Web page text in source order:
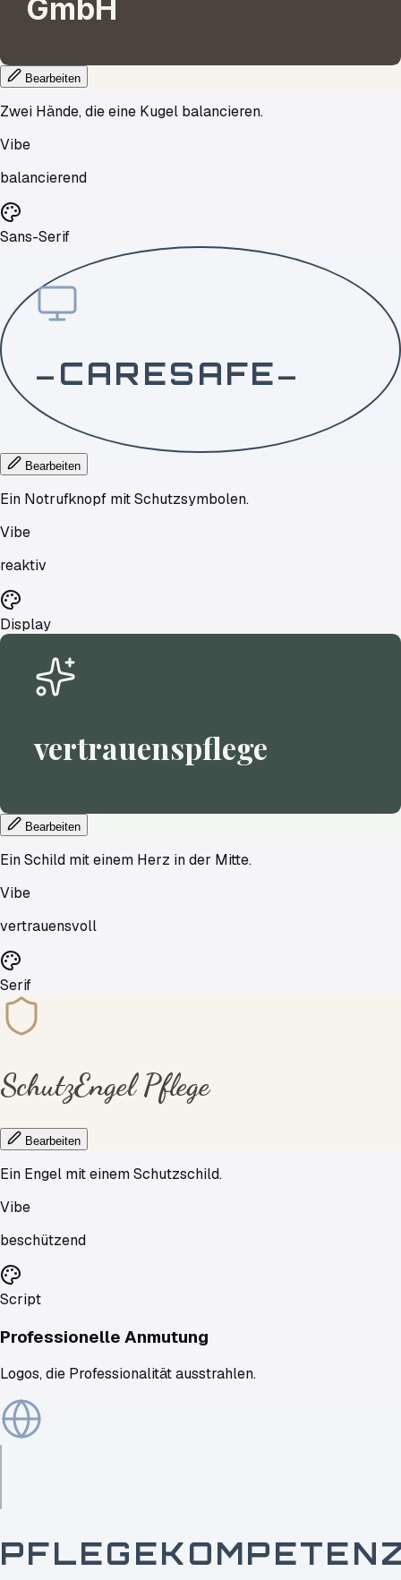
GmbH
Bearbeiten
Zwei Hände, die eine Kugel balancieren.
Vibe
balancierend
Sans-Serif
— CARESAFE—
Bearbeiten
Ein Notrufknopf mit Schutzsymbolen.
Vibe
reaktiv
Display
vertrauenspflege
Bearbeiten
Ein Schild mit einem Herz in der Mitte.
Vibe
vertrauensvoll
Serif
SchutzEngel Pflege
Bearbeiten
Ein Engel mit einem Schutzschild.
Vibe
beschützend
Script
Professionelle Anmutung
Logos, die Professionalität ausstrahlen.